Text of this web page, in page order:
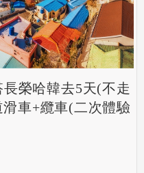
榮哈韓去5天(不走
滑車+纜車(二次體驗